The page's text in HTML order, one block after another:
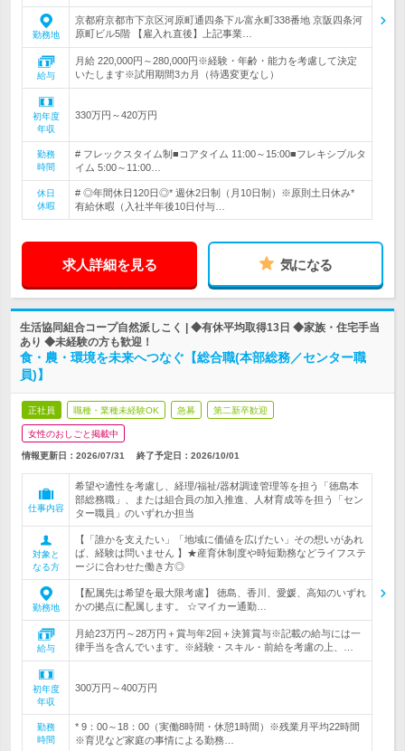
勤務地
京都府京都市下京区河原町通四条下ル富永町338番地 京阪四条河
原町ビル5階 【雇入れ直後】上記事業…
給与
月給 220,000円～280,000円※経験・年齢・能力を考慮して決定
いたします※試用期間3カ月（待遇変更なし）
初年度
年収
330万円～420万円
勤務
時間
# フレックスタイム制■コアタイム 11:00～15:00■フレキシブルタ
イム 5:00～11:00…
休日
休暇
# ◎年間休日120日◎* 週休2日制（月10日制）※原則土日休み*
有給休暇（入社半年後10日付与…
求人詳細を見る 気になる
生活協同組合コープ自然派しこく | ◆有休平均取得13日 ◆家族・住宅手当
あり ◆未経験の方も歓迎！
食・農・環境を未来へつなぐ【総合職(本部総務／センター職
員)】
正社員 職種・業種未経験OK 急募 第二新卒歓迎
女性のおしごと掲載中
情報更新日：2026/07/31 終了予定日： 2026/10/01
仕事内容
希望や適性を考慮し、経理/福祉/器材調達管理等を担う「徳島本
部総務職」、または組合員の加入推進、人材育成等を担う「セン
ター職員」のいずれか担当
対象と
なる方
【「誰かを支えたい」「地域に価値を広げたい」その想いがあれ
ば、経験は問いません 】★産育休制度や時短勤務などライフステ
ージに合わせた働き方◎
勤務地
【配属先は希望を最大限考慮】 徳島、香川、愛媛、高知のいずれ
かの拠点に配属します。 ☆マイカー通勤…
給与
月給23万円～28万円＋賞与年2回＋決算賞与※記載の給与には一
律手当を含んでいます。※経験・スキル・前給を考慮の上、…
初年度
年収
300万円～400万円
勤務
時間
* 9：00～18：00（実働8時間・休憩1時間）※残業月平均22時間
※育児など家庭の事情による勤務…